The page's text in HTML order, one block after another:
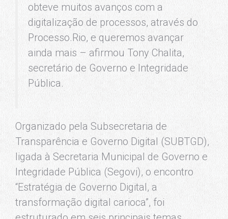
obteve muitos avanços com a
digitalização de processos, através do
Processo.Rio, e queremos avançar
ainda mais – afirmou Tony Chalita,
secretário de Governo e Integridade
Pública.
Organizado pela Subsecretaria de
Transparência e Governo Digital (SUBTGD),
ligada à Secretaria Municipal de Governo e
Integridade Pública (Segovi), o encontro
“Estratégia de Governo Digital, a
transformação digital carioca”, foi